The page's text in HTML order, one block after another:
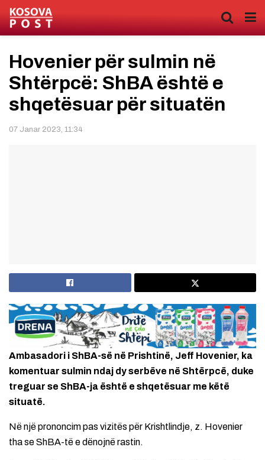
Hovenier për sulmin në
Shtërpcë: ShBA është e
shqetësuar për situatën
07 Janar 2023, 11:34
Ambasadori i ShBA-së në Prishtinë, Jeff Hovenier, ka
komentuar sulmin ndaj dy serbëve në Shtërpcë, duke
treguar se ShBA-ja është e shqetësuar me këtë
situatë.
Në një prononcim pas vizitës për Krishtlindje, z. Hovenier
tha se ShBA-të e dënojnë rastin.